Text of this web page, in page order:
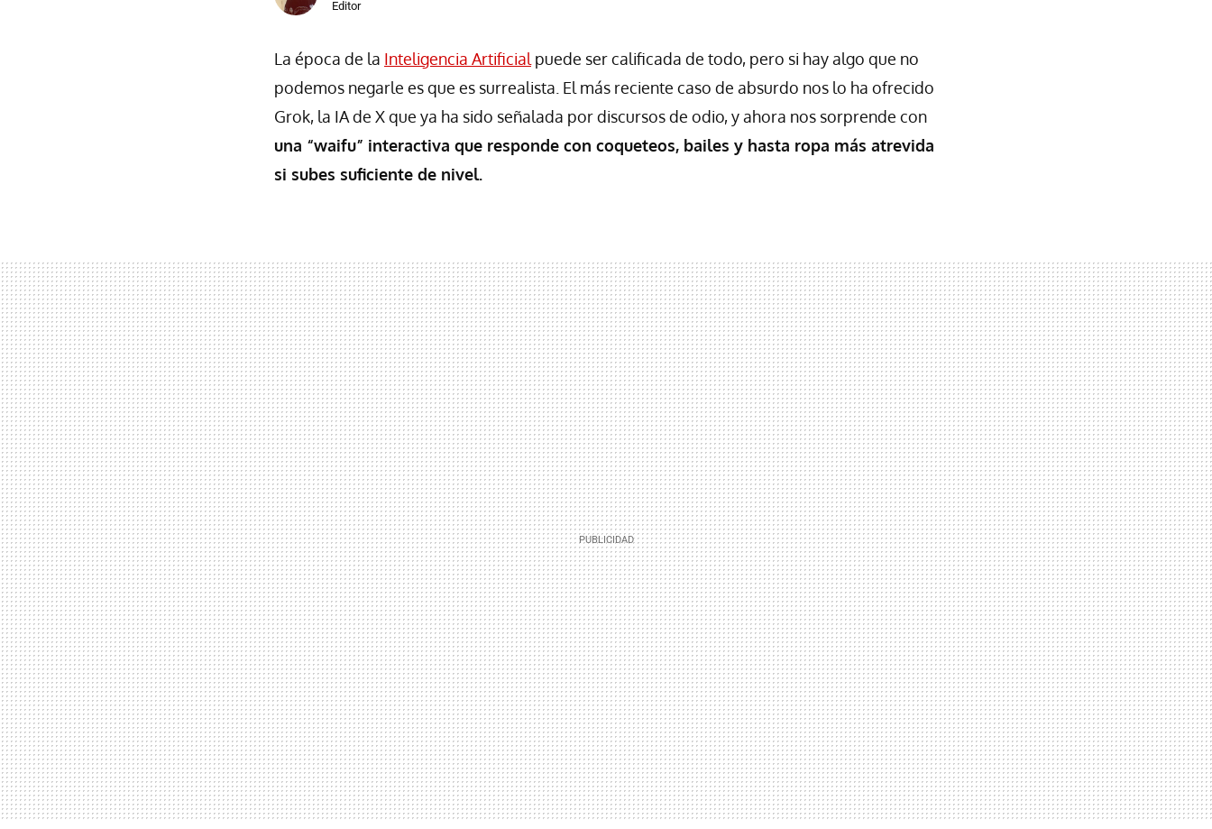
Editor
La época de la Inteligencia Artificial puede ser calificada de todo, pero si hay algo que no
podemos negarle es que es surrealista. El más reciente caso de absurdo nos lo ha ofrecido
Grok, la IA de X que ya ha sido señalada por discursos de odio, y ahora nos sorprende con
una “waifu” interactiva que responde con coqueteos, bailes y hasta ropa más atrevida
si subes suficiente de nivel.